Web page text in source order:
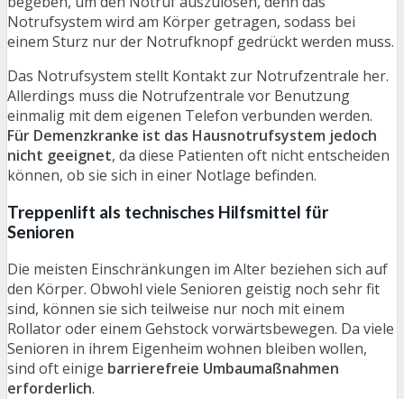
Notrufsystem wird am Körper getragen, sodass bei
einem Sturz nur der Notrufknopf gedrückt werden muss.
Das Notrufsystem stellt Kontakt zur Notrufzentrale her.
Allerdings muss die Notrufzentrale vor Benutzung
einmalig mit dem eigenen Telefon verbunden werden.
Für Demenzkranke ist das Hausnotrufsystem jedoch
nicht geeignet, da diese Patienten oft nicht entscheiden
können, ob sie sich in einer Notlage befinden.
Treppenlift als technisches Hilfsmittel für
Senioren
Die meisten Einschränkungen im Alter beziehen sich auf
den Körper. Obwohl viele Senioren geistig noch sehr fit
sind, können sie sich teilweise nur noch mit einem
Rollator oder einem Gehstock vorwärtsbewegen. Da viele
Senioren in ihrem Eigenheim wohnen bleiben wollen,
sind oft einige barrierefreie Umbaumaßnahmen
erforderlich.